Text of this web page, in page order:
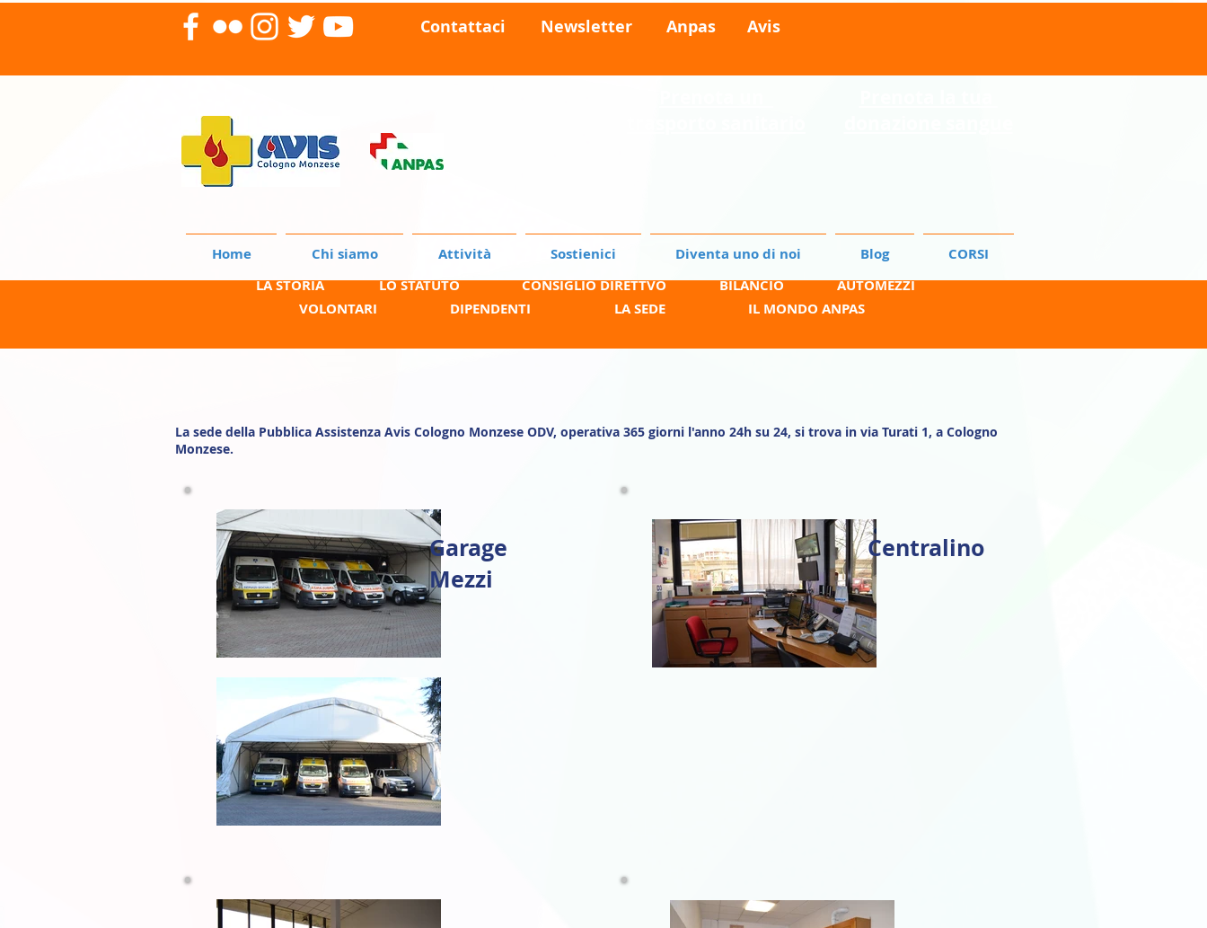
Contattaci Newsletter Anpas Avis
Home Chi siamo Attività Sostienici Diventa uno di noi Blog CORSI
VOLONTARI DIPENDENTI LA SEDE IL MONDO ANPAS
AUTOMEZZI
BILANCIO
CONSIGLIO DIRETTVO
LO STATUTO
LA STORIA
La sede della Pubblica Assistenza Avis Cologno Monzese ODV, operativa 365 giorni l'anno 24h su 24, si trova in via Turati 1, a Cologno
Monzese.
Garage
Mezzi
Centralino